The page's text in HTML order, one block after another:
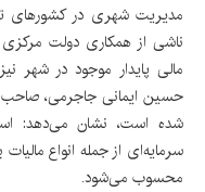
مدیریت شهری در کشورهای
ناشی از همکاری دولت مرکزی
مالی پایدار موجود در شهر
حسین ایمانی جاجرمی،
شده است، نشان می‌دهد:
سرمایه‌ای از جمله انواع
محسوب می‌شود.